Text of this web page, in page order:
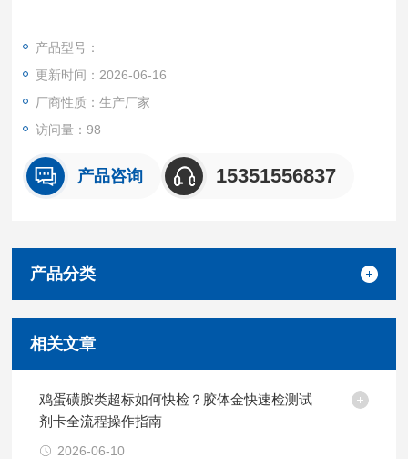
检出，专为鱼虾蟹水产浑浊基质定制，强效抗水体杂质干扰，快
检、出塘验货、市场监管专项抽检，厂家现货直发，支持批量采
购与招投标。
产品型号：
更新时间：2026-06-16
厂商性质：生产厂家
访问量：98
产品咨询 15351556837
产品分类
相关文章
鸡蛋磺胺类超标如何快检？胶体金快速检测试
剂卡全流程操作指南
2026-06-10